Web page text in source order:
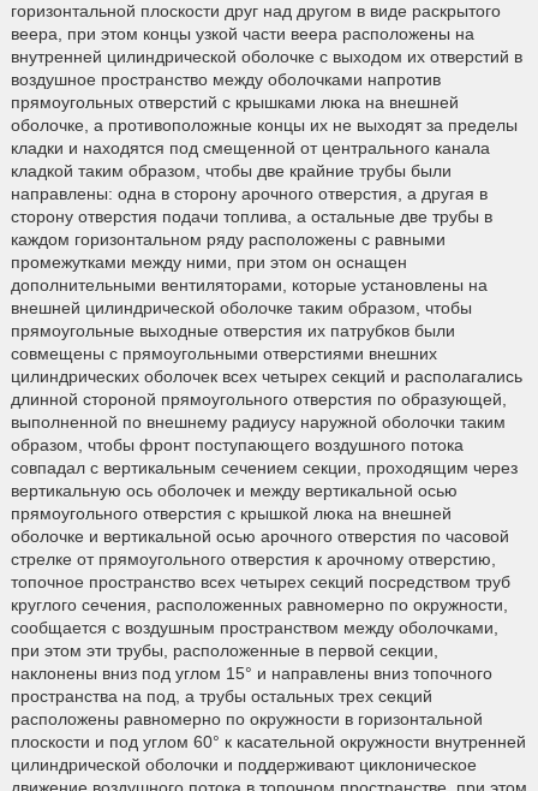
горизонтальной плоскости друг над другом в виде раскрытого
веера, при этом концы узкой части веера расположены на
внутренней цилиндрической оболочке с выходом их отверстий в
воздушное пространство между оболочками напротив
прямоугольных отверстий с крышками люка на внешней
оболочке, а противоположные концы их не выходят за пределы
кладки и находятся под смещенной от центрального канала
кладкой таким образом, чтобы две крайние трубы были
направлены: одна в сторону арочного отверстия, а другая в
сторону отверстия подачи топлива, а остальные две трубы в
каждом горизонтальном ряду расположены с равными
промежутками между ними, при этом он оснащен
дополнительными вентиляторами, которые установлены на
внешней цилиндрической оболочке таким образом, чтобы
прямоугольные выходные отверстия их патрубков были
совмещены с прямоугольными отверстиями внешних
цилиндрических оболочек всех четырех секций и располагались
длинной стороной прямоугольного отверстия по образующей,
выполненной по внешнему радиусу наружной оболочки таким
образом, чтобы фронт поступающего воздушного потока
совпадал с вертикальным сечением секции, проходящим через
вертикальную ось оболочек и между вертикальной осью
прямоугольного отверстия с крышкой люка на внешней
оболочке и вертикальной осью арочного отверстия по часовой
стрелке от прямоугольного отверстия к арочному отверстию,
топочное пространство всех четырех секций посредством труб
круглого сечения, расположенных равномерно по окружности,
сообщается с воздушным пространством между оболочками,
при этом эти трубы, расположенные в первой секции,
наклонены вниз под углом 15° и направлены вниз топочного
пространства на под, а трубы остальных трех секций
расположены равномерно по окружности в горизонтальной
плоскости и под углом 60° к касательной окружности внутренней
цилиндрической оболочки и поддерживают циклоническое